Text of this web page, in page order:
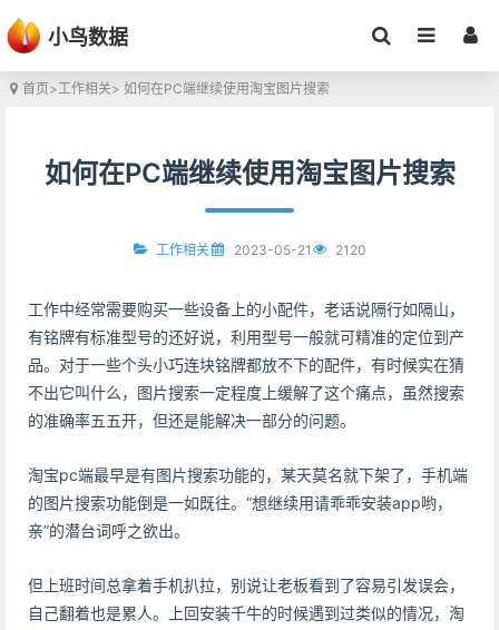
小鸟数据
首页>工作相关> 如何在PC端继续使用淘宝图片搜索
如何在PC端继续使用淘宝图片搜索
工作相关 2023-05-21 2120
工作中经常需要购买一些设备上的小配件，老话说隔行如隔山，
有铭牌有标准型号的还好说，利用型号一般就可精准的定位到产
品。对于一些个头小巧连块铭牌都放不下的配件，有时候实在猜
不出它叫什么，图片搜索一定程度上缓解了这个痛点，虽然搜索
的准确率五五开，但还是能解决一部分的问题。
淘宝pc端最早是有图片搜索功能的，某天莫名就下架了，手机端
的图片搜索功能倒是一如既往。“想继续用请乖乖安装app哟，
亲”的潜台词呼之欲出。
但上班时间总拿着手机扒拉，别说让老板看到了容易引发误会，
自己翻着也是累人。上回安装千牛的时候遇到过类似的情况，淘